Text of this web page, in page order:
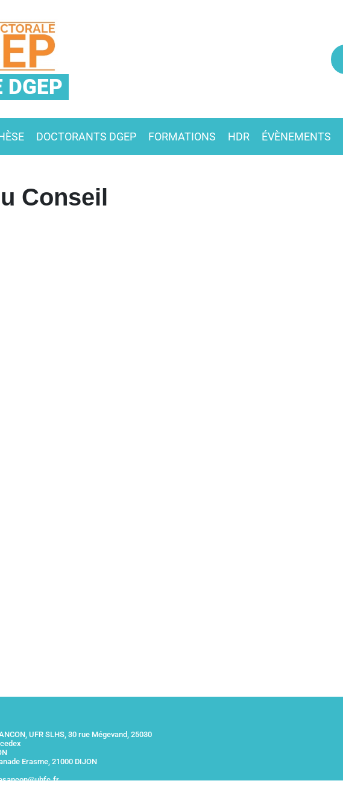
DGEP
DOCTORANTS DGEP FORMATIONS HDR ÉVÈNEMENTS
Conseil
UFR SLHS, 30 rue Mégevand, 25030
Erasme, 21000 DIJON